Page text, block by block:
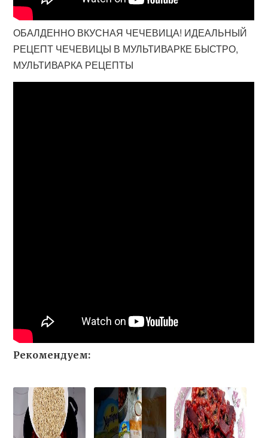
ОБАЛДЕННО ВКУСНАЯ ЧЕЧЕВИЦА! ИДЕАЛЬНЫЙ
РЕЦЕПТ ЧЕЧЕВИЦЫ В МУЛЬТИВАРКЕ БЫСТРО,
МУЛЬТИВАРКА РЕЦЕПТЫ
Рекомендуем: